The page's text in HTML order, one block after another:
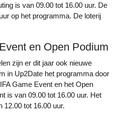
op het programma. De loterij
en Open Podium
in Up2Date het programma door
Game Event en het Open
is van 09.00 tot 16.00 uur. Het
12.00 tot 16.00 uur.